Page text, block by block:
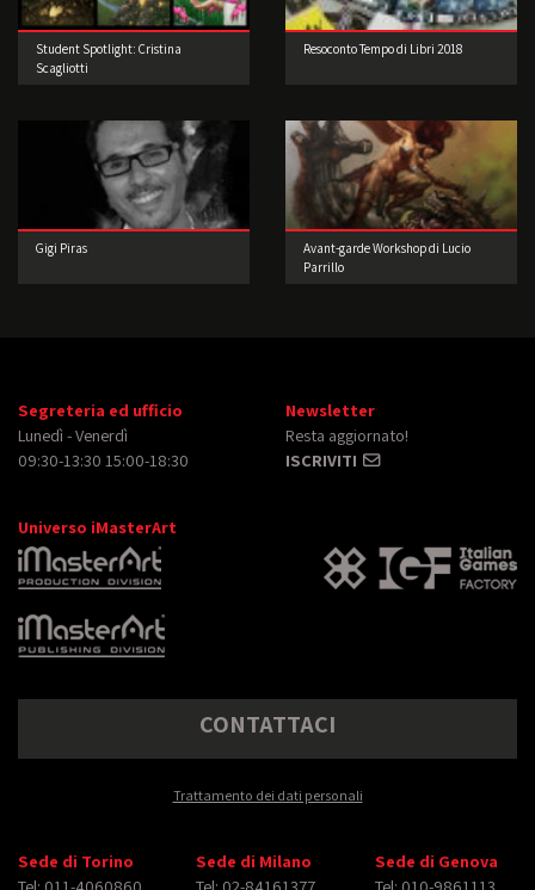
Student Spotlight: Cristina
Scagliotti
Resoconto Tempo di Libri 2018
Gigi Piras
Avant-garde Workshop di Lucio
Parrillo
Segreteria ed ufficio
Lunedì - Venerdì
09:30-13:30 15:00-18:30
Newsletter
Resta aggiornato!
ISCRIVITI
Universo iMasterArt
CONTATTACI
Trattamento dei dati personali
Sede di Torino
Tel: 011-4060860
Sede di Milano
Tel: 02-84161377
Sede di Genova
Tel: 010-9861113